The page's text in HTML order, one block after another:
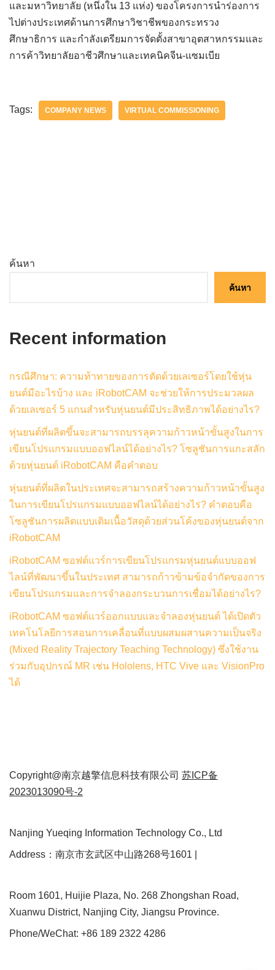
และมหาวิทยาลัย (หนึ่งใน 13 แห่ง) ของโครงการนำร่องการ
ไปต่างประเทศด้านการศึกษาวิชาชีพของกระทรวง
ศึกษาธิการ และกำลังเตรียมการจัดตั้งสาขาอุตสาหกรรมและ
การค้าวิทยาลัยอาชีวศึกษาและเทคนิคจีน-แซมเบีย
Tags: COMPANY NEWS VIRTUAL COMMISSIONING
ค้นหา
ค้นหา
Recent information
กรณีศึกษา: ความท้าทายของการตัดด้วยเลเซอร์โดยใช้หุ่น
ยนต์มีอะไรบ้าง และ iRobotCAM จะช่วยให้การประมวลผล
ด้วยเลเซอร์ 5 แกนสำหรับหุ่นยนต์มีประสิทธิภาพได้อย่างไร?
หุ่นยนต์ที่ผลิตขึ้นจะสามารถบรรลุความก้าวหน้าขั้นสูงในการ
เขียนโปรแกรมแบบออฟไลน์ได้อย่างไร? โซลูชันการแกะสลัก
ด้วยหุ่นยนต์ iRobotCAM คือคำตอบ
หุ่นยนต์ที่ผลิตในประเทศจะสามารถสร้างความก้าวหน้าขั้นสูง
ในการเขียนโปรแกรมแบบออฟไลน์ได้อย่างไร? คำตอบคือ
โซลูชันการผลิตแบบเติมเนื้อวัสดุด้วยส่วนโค้งของหุ่นยนต์จาก
iRobotCAM
iRobotCAM ซอฟต์แวร์การเขียนโปรแกรมหุ่นยนต์แบบออฟ
ไลน์ที่พัฒนาขึ้นในประเทศ สามารถก้าวข้ามข้อจำกัดของการ
เขียนโปรแกรมและการจำลองกระบวนการเชื่อมได้อย่างไร?
iRobotCAM ซอฟต์แวร์ออกแบบและจำลองหุ่นยนต์ ได้เปิดตัว
เทคโนโลยีการสอนการเคลื่อนที่แบบผสมผสานความเป็นจริง
(Mixed Reality Trajectory Teaching Technology) ซึ่งใช้งาน
ร่วมกับอุปกรณ์ MR เช่น Hololens, HTC Vive และ VisionPro
ได้
Copyright@南京越擎信息科技有限公司 苏ICP备
2023013090号-2
Nanjing Yueqing Information Technology Co., Ltd
Address：南京市玄武区中山路268号1601 |
Room 1601, Huijie Plaza, No. 268 Zhongshan Road,
Xuanwu District, Nanjing City, Jiangsu Province.
Phone/WeChat: +86 189 2322 4286